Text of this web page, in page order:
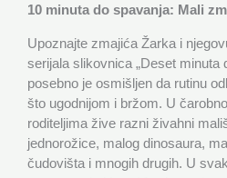
10 minuta do spavanja: Mali
Upoznajte zmajića Žarka i
serijala slikovnica „Deset minuta
posebno je osmišljen da rutinu
što ugodnijom i bržom. U
roditeljima žive razni živahni
jednorožice, malog dinosaura,
čudovišta i mnogih drugih. U